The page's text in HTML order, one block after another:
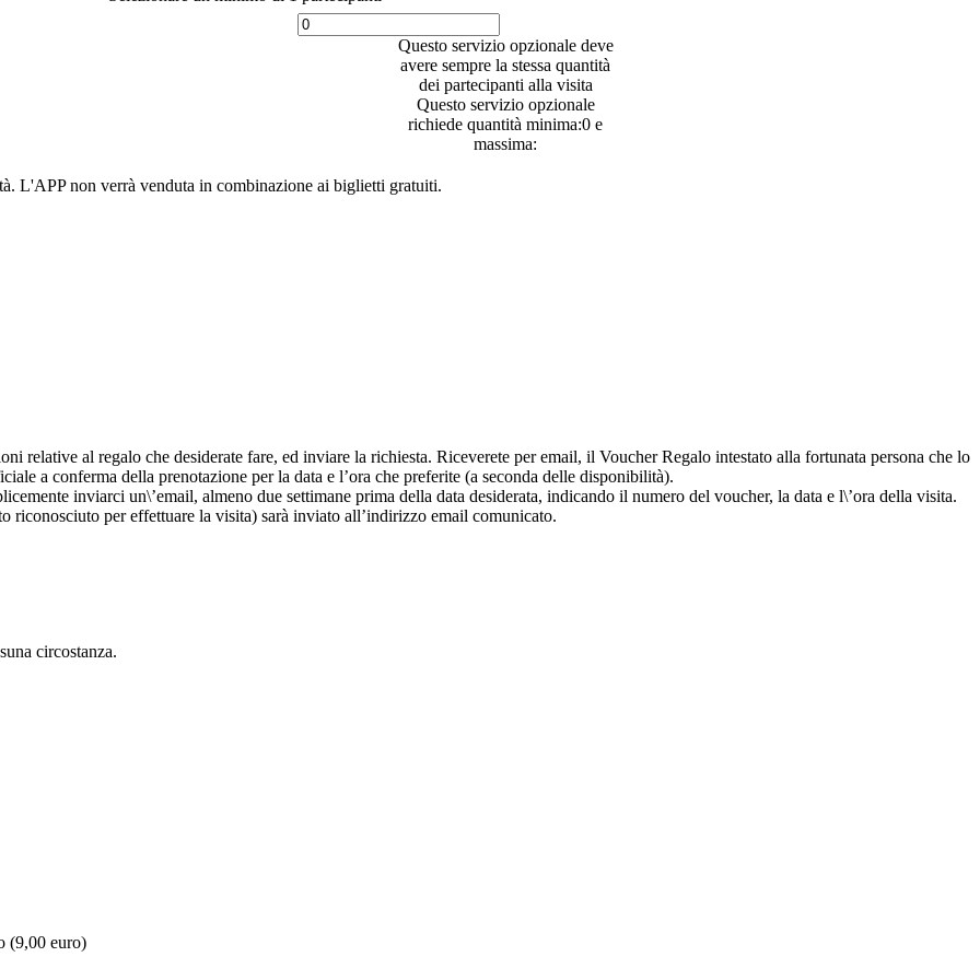
Questo servizio opzionale deve
avere sempre la stessa quantità
dei partecipanti alla visita
Questo servizio opzionale
richiede quantità minima:0 e
massima:
L'APP non verrà venduta in combinazione ai biglietti gratuiti.
relative al regalo che desiderate fare, ed inviare la richiesta. Riceverete per email, il Voucher Regalo intestato alla fortunata persona che lo
a conferma della prenotazione per la data e l’ora che preferite (a seconda delle disponibilità).
inviarci un\’email, almeno due settimane prima della data desiderata, indicando il numero del voucher, la data e l\’ora della visita.
per effettuare la visita) sarà inviato all’indirizzo email comunicato.
circostanza.
(9,00 euro)